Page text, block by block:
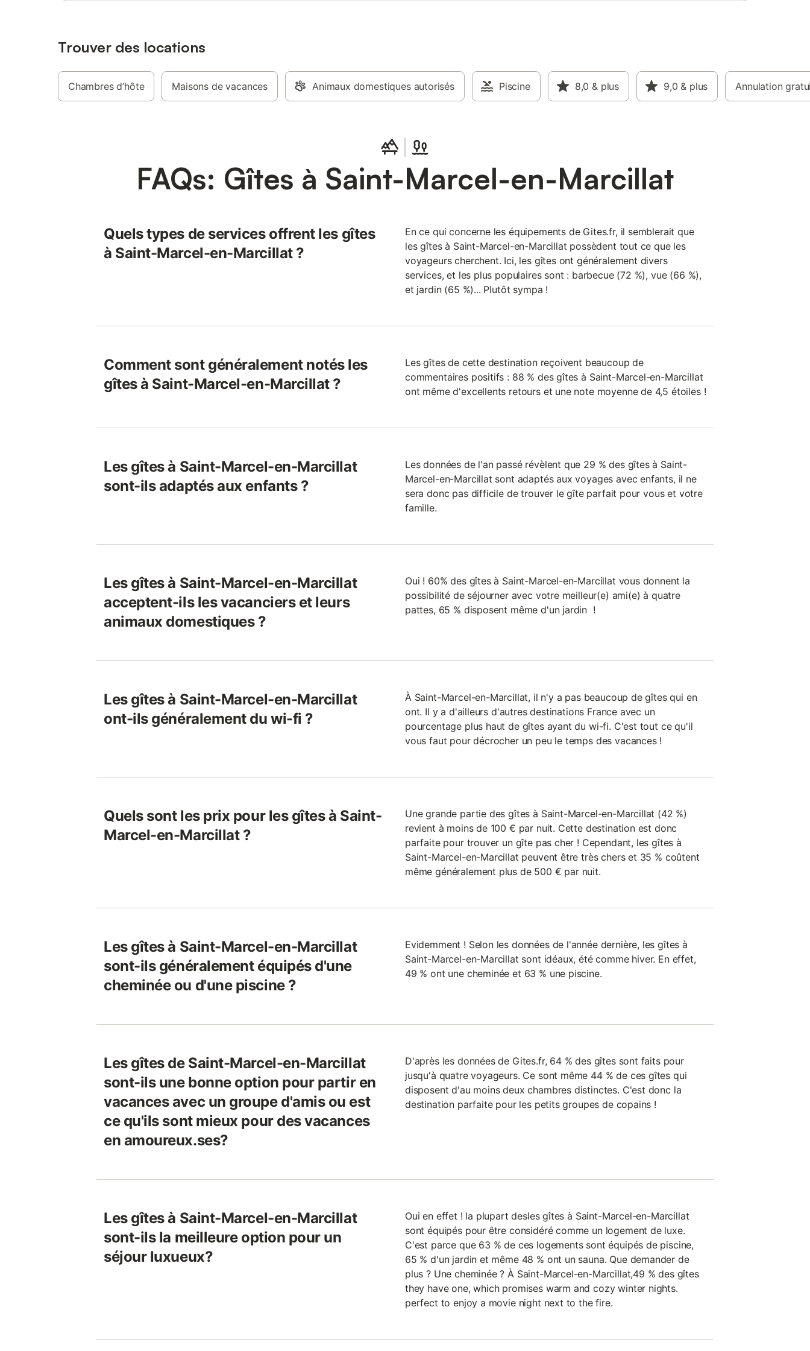
Trouver des locations
Chambres d’hôte Maisons de vacances Animaux domestiques autorisés Piscine 8,0 & plus 9,0 & plus Annulation
FAQs: Gîtes à Saint-Marcel-en-Marcillat
Quels types de services offrent les gîtes
à Saint-Marcel-en-Marcillat ?
En ce qui concerne les équipements de Gites.fr, il semblerait que
les gîtes à Saint-Marcel-en-Marcillat possèdent tout ce que les
voyageurs cherchent. Ici, les gîtes ont généralement divers
services, et les plus populaires sont : barbecue (72 %), vue (66 %),
et jardin (65 %)... Plutôt sympa !
Comment sont généralement notés les
gîtes à Saint-Marcel-en-Marcillat ?
Les gîtes de cette destination reçoivent beaucoup de
commentaires positifs : 88 % des gîtes à Saint-Marcel-en-Marcillat
ont même d'excellents retours et une note moyenne de 4,5 étoiles !
Les gîtes à Saint-Marcel-en-Marcillat
sont-ils adaptés aux enfants ?
Les données de l'an passé révèlent que 29 % des gîtes à Saint-
Marcel-en-Marcillat sont adaptés aux voyages avec enfants, il ne
sera donc pas difficile de trouver le gîte parfait pour vous et votre
famille.
Les gîtes à Saint-Marcel-en-Marcillat
acceptent-ils les vacanciers et leurs
animaux domestiques ?
Oui ! 60% des gîtes à Saint-Marcel-en-Marcillat vous donnent la
possibilité de séjourner avec votre meilleur(e) ami(e) à quatre
pattes, 65 % disposent même d'un jardin !
Les gîtes à Saint-Marcel-en-Marcillat
ont-ils généralement du wi-fi ?
À Saint-Marcel-en-Marcillat, il n'y a pas beaucoup de gîtes qui en
ont. Il y a d'ailleurs d'autres destinations France avec un
pourcentage plus haut de gîtes ayant du wi-fi. C'est tout ce qu'il
vous faut pour décrocher un peu le temps des vacances !
Quels sont les prix pour les gîtes à Saint-
Marcel-en-Marcillat ?
Une grande partie des gîtes à Saint-Marcel-en-Marcillat (42 %)
revient à moins de 100 € par nuit. Cette destination est donc
parfaite pour trouver un gîte pas cher ! Cependant, les gîtes à
Saint-Marcel-en-Marcillat peuvent être très chers et 35 % coûtent
même généralement plus de 500 € par nuit.
Les gîtes à Saint-Marcel-en-Marcillat
sont-ils généralement équipés d'une
cheminée ou d'une piscine ?
Evidemment ! Selon les données de l'année dernière, les gîtes à
Saint-Marcel-en-Marcillat sont idéaux, été comme hiver. En effet,
49 % ont une cheminée et 63 % une piscine.
Les gîtes de Saint-Marcel-en-Marcillat
sont-ils une bonne option pour partir en
vacances avec un groupe d'amis ou est
ce qu'ils sont mieux pour des vacances
en amoureux.ses?
D'après les données de Gites.fr, 64 % des gîtes sont faits pour
jusqu'à quatre voyageurs. Ce sont même 44 % de ces gîtes qui
disposent d'au moins deux chambres distinctes. C'est donc la
destination parfaite pour les petits groupes de copains !
Les gîtes à Saint-Marcel-en-Marcillat
sont-ils la meilleure option pour un
séjour luxueux?
Oui en effet ! la plupart desles gîtes à Saint-Marcel-en-Marcillat
sont équipés pour être considéré comme un logement de luxe.
C'est parce que 63 % de ces logements sont équipés de piscine,
65 % d'un jardin et même 48 % ont un sauna. Que demander de
plus ? Une cheminée ? À Saint-Marcel-en-Marcillat,49 % des gîtes
they have one, which promises warm and cozy winter nights.
perfect to enjoy a movie night next to the fire.